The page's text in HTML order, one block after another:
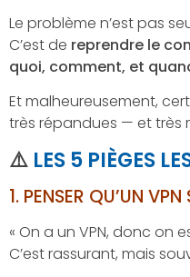
Le problème n’est pas
C’est de reprendre le
quoi, comment, et
Et malheureusement,
très répandues — et très
⚠️ LES 5 PIÈGES
1. PENSER QU’UN VPN
« On a un VPN, donc on
C’est rassurant, mais